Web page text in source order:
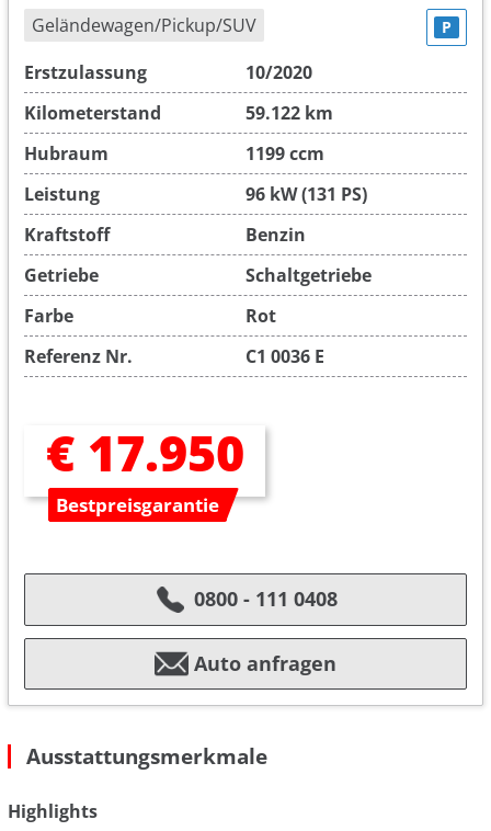
Geländewagen/Pickup/SUV P
Erstzulassung
10/2020
Kilometerstand
59.122 km
Hubraum
1199 ccm
Leistung
96 kW (131 PS)
Kraftstoff
Benzin
Getriebe
Schaltgetriebe
Farbe
Rot
Referenz Nr.
C1 0036 E
€ 17.950
Bestpreisgarantie
0800 - 111 0408
Auto anfragen
Ausstattungsmerkmale
Highlights